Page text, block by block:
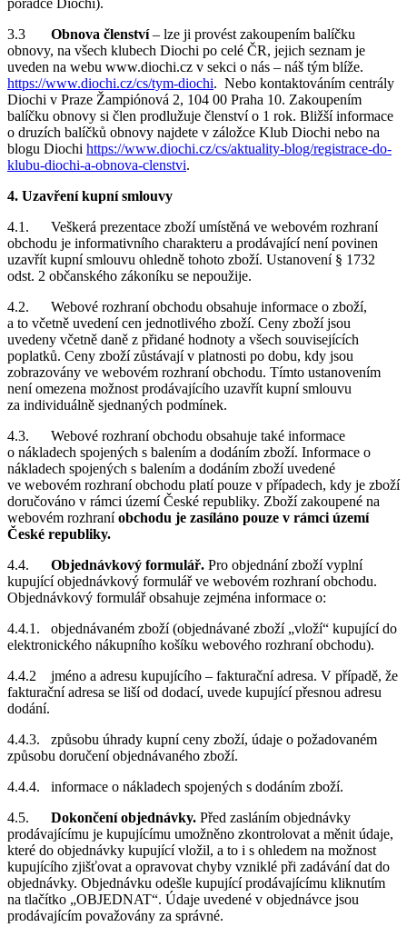
3.3 Obnova členství– lze ji provést zakoupením balíčku
obnovy, na všech klubech Diochi po celé ČR, jejich seznam je
uveden na webu www.diochi.cz v sekci o nás – náš tým blíže.
https://www.diochi.cz/cs/tym-diochi. Nebo kontaktováním centrály
Diochi v Praze Žampiónová 2, 104 00 Praha 10. Zakoupením
balíčku obnovy si člen prodlužuje členství o 1 rok. Bližší informace
o druzích balíčků obnovy najdete v záložce Klub Diochi nebo na
blogu Diochi https://www.diochi.cz/cs/aktuality-blog/registrace-do-
klubu-diochi-a-obnova-clenstvi.
4. Uzavření kupní smlouvy
4.1. Veškerá prezentace zboží umístěná ve webovém rozhraní
obchodu je informativního charakteru a prodávající není povinen
uzavřít kupní smlouvu ohledně tohoto zboží. Ustanovení § 1732
odst. 2 občanského zákoníku se nepoužije.
4.2. Webové rozhraní obchodu obsahuje informace o zboží,
a to včetně uvedení cen jednotlivého zboží. Ceny zboží jsou
uvedeny včetně daně z přidané hodnoty a všech souvisejících
poplatků. Ceny zboží zůstávají v platnosti po dobu, kdy jsou
zobrazovány ve webovém rozhraní obchodu. Tímto ustanovením
není omezena možnost prodávajícího uzavřít kupní smlouvu
za individuálně sjednaných podmínek.
4.3. Webové rozhraní obchodu obsahuje také informace
o nákladech spojených s balením a dodáním zboží. Informace o
nákladech spojených s balením a dodáním zboží uvedené
ve webovém rozhraní obchodu platí pouze v případech, kdy je zboží
doručováno v rámci území České republiky. Zboží zakoupené na
webovém rozhraníobchodu je zasíláno pouze v rámci území
České republiky.
4.4. Objednávkový formulář. Pro objednání zboží vyplní
kupující objednávkový formulář ve webovém rozhraní obchodu.
Objednávkový formulář obsahuje zejména informace o:
4.4.1. objednávaném zboží (objednávané zboží „vloží“ kupující do
elektronického nákupního košíku webového rozhraní obchodu).
4.4.2 jméno a adresu kupujícího – fakturační adresa. V případě, že
fakturační adresa se liší od dodací, uvede kupující přesnou adresu
dodání.
4.4.3. způsobu úhrady kupní ceny zboží, údaje o požadovaném
způsobu doručení objednávaného zboží.
4.4.4. informace o nákladech spojených s dodáním zboží.
4.5. Dokončení objednávky. Před zasláním objednávky
prodávajícímu je kupujícímu umožněno zkontrolovat a měnit údaje,
které do objednávky kupující vložil, a to i s ohledem na možnost
kupujícího zjišťovat a opravovat chyby vzniklé při zadávání dat do
objednávky. Objednávku odešle kupující prodávajícímu kliknutím
na tlačítko „OBJEDNAT“. Údaje uvedené v objednávce jsou
prodávajícím považovány za správné.